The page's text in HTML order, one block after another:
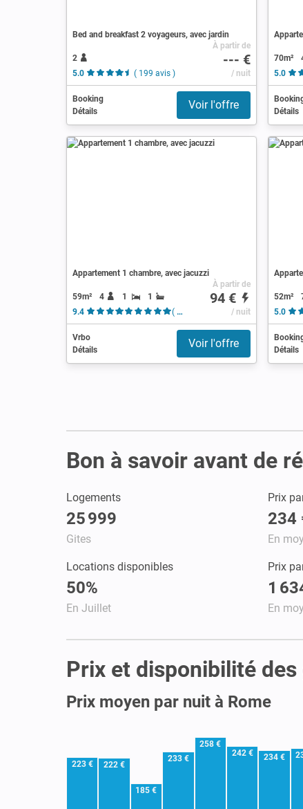
Bed and breakfast 2 voyageurs, avec jardin
2
5.0
( 199 avis )
À partir de
--- €
/ nuit
Booking
Détails
Voir l'offre
70m²
5.0
Détails
Appartement 1 chambre, avec jacuzzi
59m² 4 1
1
9.4
( 13 avis )
À partir de
94 €
/ nuit
Vrbo
Détails
Voir l'offre
52m²
5.0
Détails
Bon à savoir avant de
Logements
25 999
Gites
Prix
234
En
Locations disponibles
50%
En Juillet
Prix
1
En
Prix et disponibilité des
Prix moyen par nuit à Rome
223 € 222 €
185 €
233 €
258 €
242 € 234 €